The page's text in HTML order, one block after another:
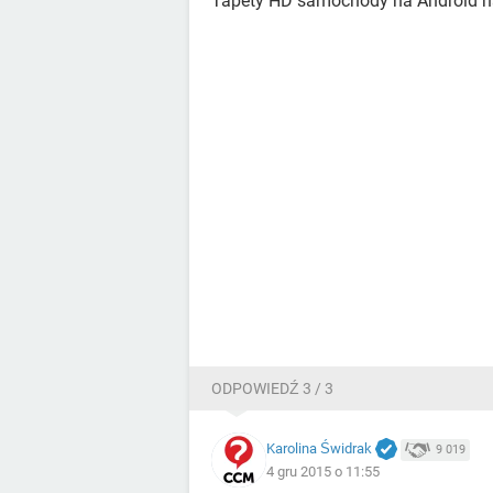
ODPOWIEDŹ 3 / 3
Karolina Świdrak 9 019
4 gru 2015 o 11:55